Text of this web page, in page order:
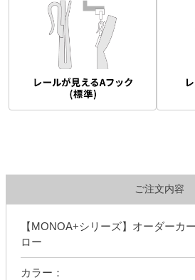
須
ご注文内容
【MONOA+シリーズ】オーダー
ロー
カラー：